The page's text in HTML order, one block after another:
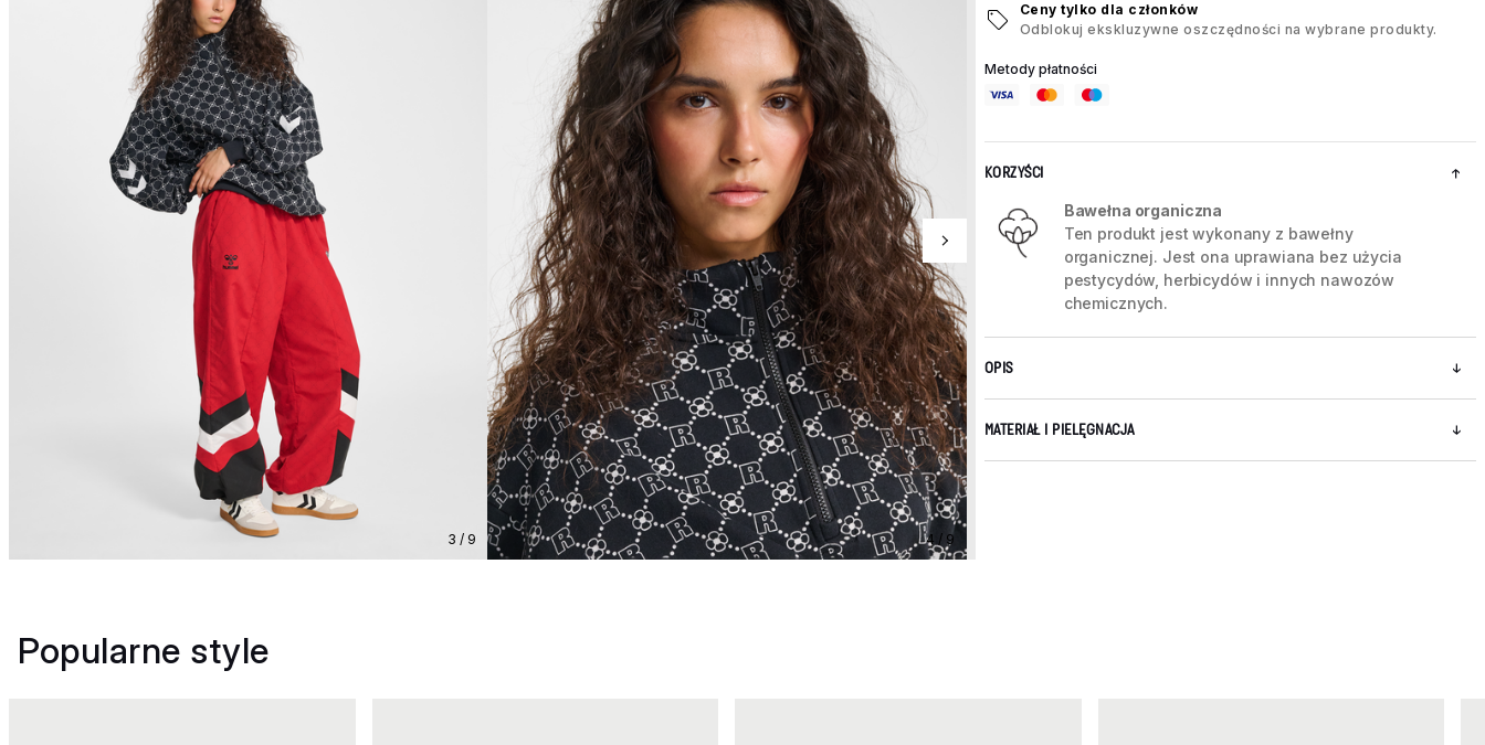
3 / 9 4 / 9
Ceny tylko dla członków
Odblokuj ekskluzywne oszczędności na wybrane produkty.
Metody płatności
KORZYŚCI
Bawełna organiczna
Ten produkt jest wykonany z bawełny
organicznej. Jest ona uprawiana bez użycia
pestycydów, herbicydów i innych nawozów
chemicznych.
OPIS
MATERIAŁ I PIELĘGNACJA
Popularne style